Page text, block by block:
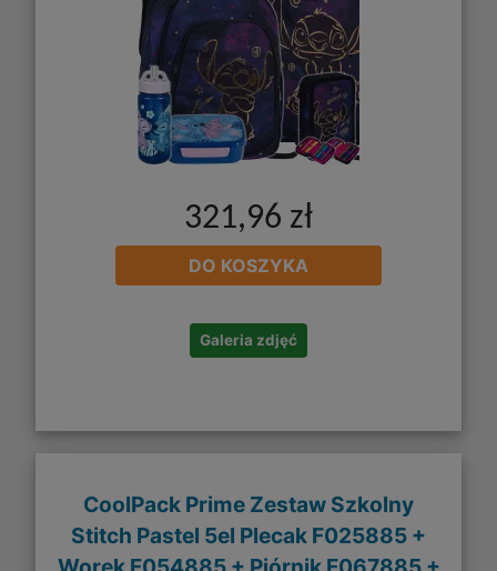
321,96 zł
DO KOSZYKA
Galeria zdjęć
CoolPack Prime Zestaw Szkolny
Stitch Pastel 5el Plecak F025885 +